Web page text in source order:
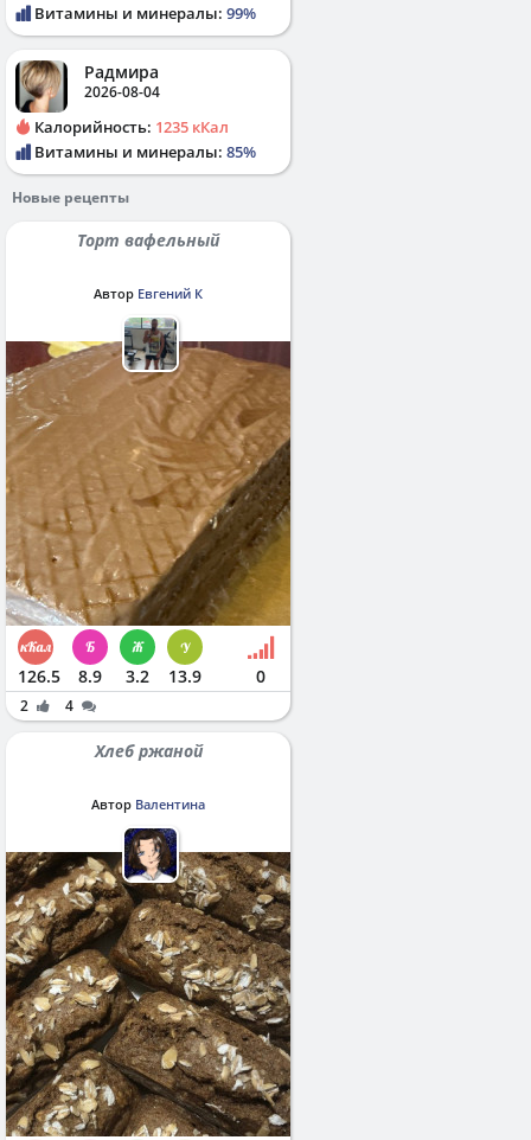
Витамины и минералы: 99%
Радмира
2026-08-04
Калорийность: 1235 кКал
Витамины и минералы: 85%
Новые рецепты
Торт вафельный
Автор Евгений К
126.5 8.9 3.2 13.9 0
2 4
Хлеб ржаной
Автор Валентина